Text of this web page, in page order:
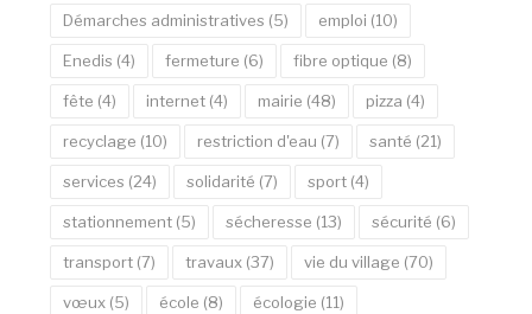
Démarches administratives (5) emploi (10)
Enedis (4) fermeture (6) fibre optique (8)
fête (4) internet (4) mairie (48) pizza (4)
recyclage (10) restriction d'eau (7) santé (21)
services (24) solidarité (7) sport (4)
stationnement (5) sécheresse (13) sécurité (6)
transport (7) travaux (37) vie du village (70)
vœux (5) école (8) écologie (11)